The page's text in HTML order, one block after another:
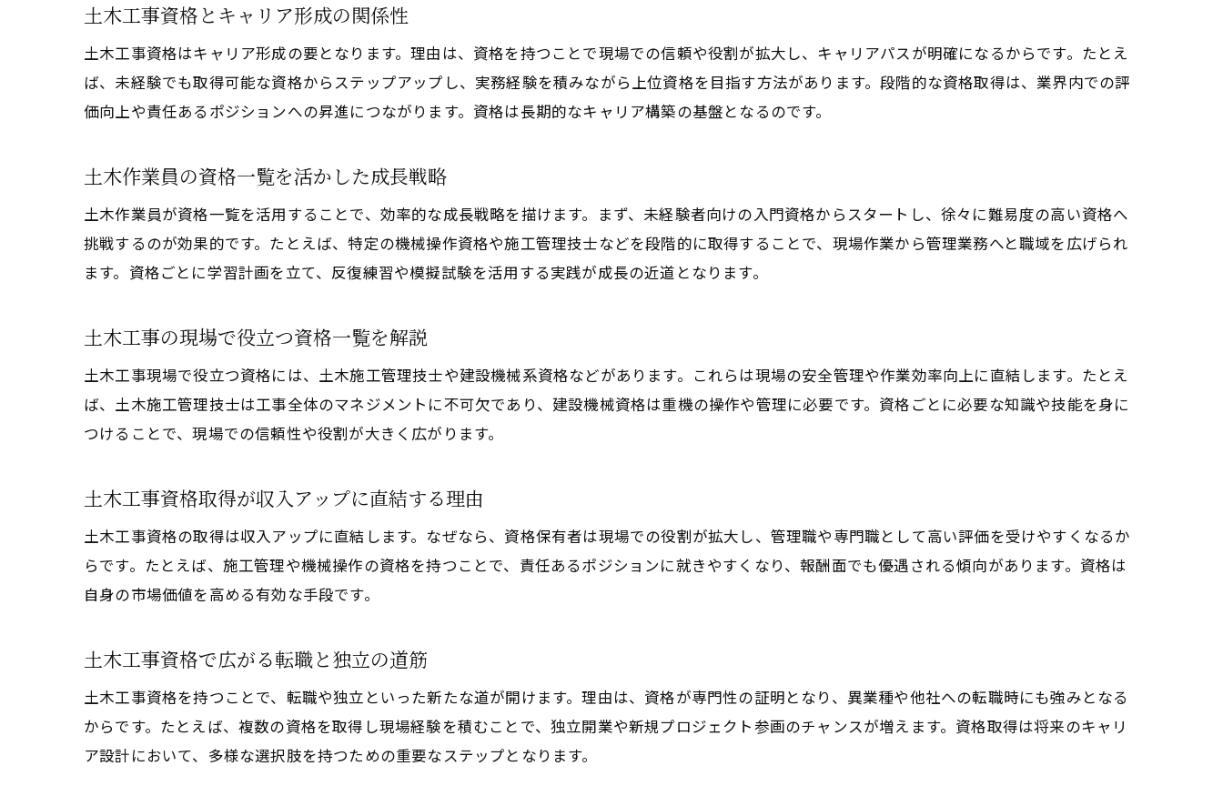
未経験者が土木工事資格を取得する手順
土木工事資格合格に向けた効率的な勉強法
現場資格一覧から選ぶ初心者向け学習ポイント
未経験者でも安心な土木資格取得サポート
土木分野で役立つ人気資格ランキング特集
土木工事資格の人気ランキングを紹介
キャリア別に見る土木工事資格ランキング
土木工事資格取得が評価される業界トレンド
土木工事資格ランキングで未来を見据える
土木工事資格選びで重視すべきポイント
土木資格一覧を活用した賢い資格選択術
キャリアアップに直結する土木工事資格とは
独立や転職を目指す人必見の土木資格情報
土木工事資格取得が独立開業の土台を築く
土木工事資格とキャリア形成の関係性
土木工事資格はキャリア形成の要となります。理由は、資格を持つことで現場での信頼や役割が拡大し、キャリアパスが明確になるからです。たとえ
ば、未経験でも取得可能な資格からステップアップし、実務経験を積みながら上位資格を目指す方法があります。段階的な資格取得は、業界内での評
価向上や責任あるポジションへの昇進につながります。資格は長期的なキャリア構築の基盤となるのです。
土木作業員の資格一覧を活かした成長戦略
土木作業員が資格一覧を活用することで、効率的な成長戦略を描けます。まず、未経験者向けの入門資格からスタートし、徐々に難易度の高い資格へ
挑戦するのが効果的です。たとえば、特定の機械操作資格や施工管理技士などを段階的に取得することで、現場作業から管理業務へと職域を広げられ
ます。資格ごとに学習計画を立て、反復練習や模擬試験を活用する実践が成長の近道となります。
土木工事の現場で役立つ資格一覧を解説
土木工事現場で役立つ資格には、土木施工管理技士や建設機械系資格などがあります。これらは現場の安全管理や作業効率向上に直結します。たとえ
ば、土木施工管理技士は工事全体のマネジメントに不可欠であり、建設機械資格は重機の操作や管理に必要です。資格ごとに必要な知識や技能を身に
つけることで、現場での信頼性や役割が大きく広がります。
土木工事資格取得が収入アップに直結する理由
土木工事資格の取得は収入アップに直結します。なぜなら、資格保有者は現場での役割が拡大し、管理職や専門職として高い評価を受けやすくなるか
らです。たとえば、施工管理や機械操作の資格を持つことで、責任あるポジションに就きやすくなり、報酬面でも優遇される傾向があります。資格は
自身の市場価値を高める有効な手段です。
土木工事資格で広がる転職と独立の道筋
土木工事資格を持つことで、転職や独立といった新たな道が開けます。理由は、資格が専門性の証明となり、異業種や他社への転職時にも強みとなる
からです。たとえば、複数の資格を取得し現場経験を積むことで、独立開業や新規プロジェクト参画のチャンスが増えます。資格取得は将来のキャリ
ア設計において、多様な選択肢を持つための重要なステップとなります。